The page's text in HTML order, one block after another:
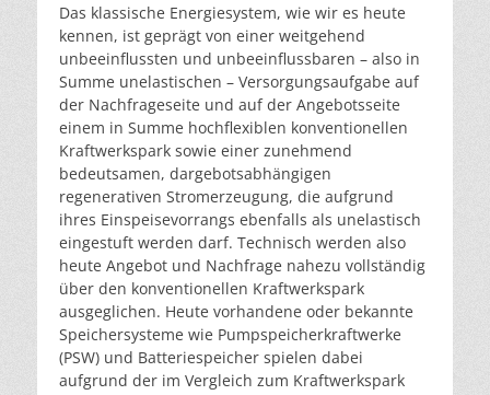
Das klassische Energiesystem, wie wir es heute
kennen, ist geprägt von einer weitgehend
unbeeinflussten und unbeeinflussbaren – also in
Summe unelastischen – Versorgungsaufgabe auf
der Nachfrageseite und auf der Angebotsseite
einem in Summe hochflexiblen konventionellen
Kraftwerkspark sowie einer zunehmend
bedeutsamen, dargebotsabhängigen
regenerativen Stromerzeugung, die aufgrund
ihres Einspeisevorrangs ebenfalls als unelastisch
eingestuft werden darf. Technisch werden also
heute Angebot und Nachfrage nahezu vollständig
über den konventionellen Kraftwerkspark
ausgeglichen. Heute vorhandene oder bekannte
Speichersysteme wie Pumpspeicherkraftwerke
(PSW) und Batteriespeicher spielen dabei
aufgrund der im Vergleich zum Kraftwerkspark